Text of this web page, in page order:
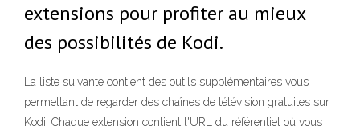
extensions pour profiter au mieux
des possibilités de Kodi.
La liste suivante contient des outils supplémentaires vous
permettant de regarder des chaînes de télévision gratuites sur
Kodi. Chaque extension contient l'URL du référentiel où vous